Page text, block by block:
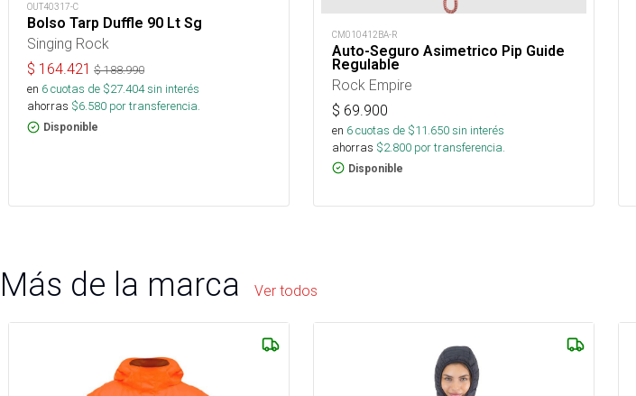
OUT40317-C
Bolso Tarp Duffle 90 Lt Sg
Singing Rock
$ 164.421 $188.990
en 6cuotas de $27.404sin interés
ahorras $6.580 por transferencia.
Disponible
CM010412BA-R
Auto-Seguro Asimetrico Pip Guide
Regulable
Rock Empire
$ 69.900
en 6cuotas de $11.650sin interés
ahorras $2.800 por transferencia.
Disponible
Más de la marca Ver todos